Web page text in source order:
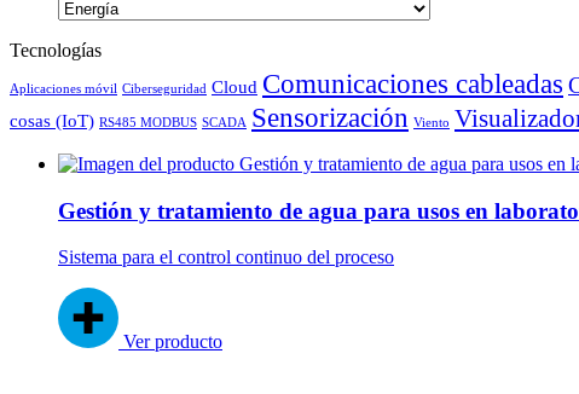
Tecnologías
Aplicaciones móvil Ciberseguridad Cloud Comunicaciones cableadas
cosas (IoT) RS485 MODBUS SCADA Sensorización Viento
Gestión y tratamiento de agua para usos en
Sistema para el control continuo del proceso
Ver producto